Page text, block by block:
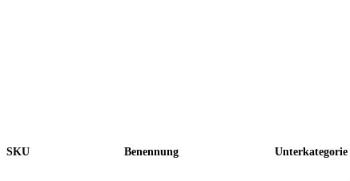
SKU Benennung Unterkategorie